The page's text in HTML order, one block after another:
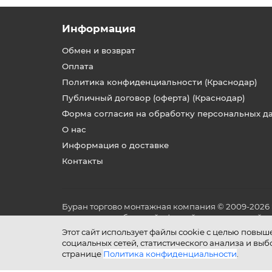
При
GSM-
Этот сайт использует файлы cookie с целью
социальных сетей, статистического анализа и
странице Политика конфиденциальности
Информация
Обмен и возврат
Оплата
Политика конфиденциальности (Краснодар)
Публичный договор (оферта) (Краснодар)
Форма согласия на обработку персональных
О нас
Информация о доставке
Контакты
Буран торгово монтажная компания © 2009-
не является публичной офертой, определяемой
и условиях его эксплуатации.